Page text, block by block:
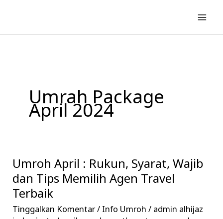
konten
Umrah Package
April 2024
Umroh April : Rukun, Syarat, Wajib
dan Tips Memilih Agen Travel
Terbaik
Tinggalkan Komentar/ Info Umroh / admin alhijaz
Umroh
April
:
Rukun,